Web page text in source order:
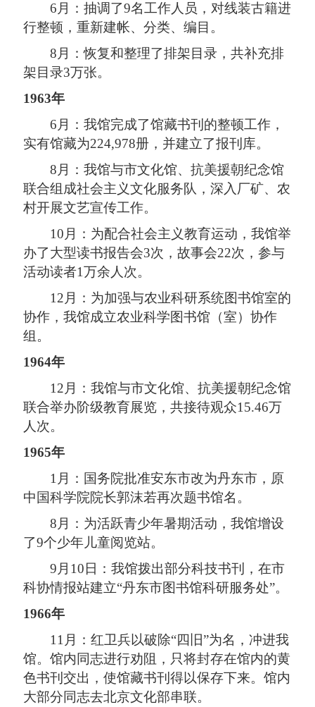
6月：抽调了9名工作人员，对线装古籍进
行整顿，重新建帐、分类、编目。
8月：恢复和整理了排架目录，共补充排
架目录3万张。
1963年
6月：我馆完成了馆藏书刊的整顿工作，
实有馆藏为224,978册，并建立了报刊库。
8月：我馆与市文化馆、抗美援朝纪念馆
联合组成社会主义文化服务队，深入厂矿、农
村开展文艺宣传工作。
10月：为配合社会主义教育运动，我馆举
办了大型读书报告会3次，故事会22次，参与
活动读者1万余人次。
12月：为加强与农业科研系统图书馆室的
协作，我馆成立农业科学图书馆（室）协作
组。
1964年
12月：我馆与市文化馆、抗美援朝纪念馆
联合举办阶级教育展览，共接待观众15.46万
人次。
1965年
1月：国务院批准安东市改为丹东市，原
中国科学院院长郭沫若再次题书馆名。
8月：为活跃青少年暑期活动，我馆增设
了9个少年儿童阅览站。
9月10日：我馆拨出部分科技书刊，在市
科协情报站建立“丹东市图书馆科研服务处”。
1966年
11月：红卫兵以破除“四旧”为名，冲进我
馆。馆内同志进行劝阻，只将封存在馆内的黄
色书刊交出，使馆藏书刊得以保存下来。馆内
大部分同志去北京文化部串联。